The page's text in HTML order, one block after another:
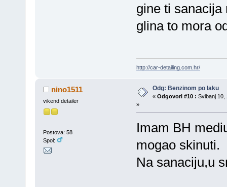
gine ti sanacija
glina to mora
http://car-detailing.com.hr/
nino1511
vikend detailer
Postova: 58
Spol:
Odg: Benzinom po laku
« Odgovori #10 : Svibanj 10,
»
Imam BH
mogao skinuti.
Na sanaciju,u